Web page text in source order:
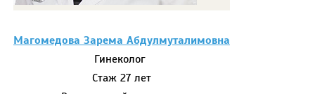
Магомедова Зарема Абдулмуталимовна
Гинеколог
Стаж 27 лет